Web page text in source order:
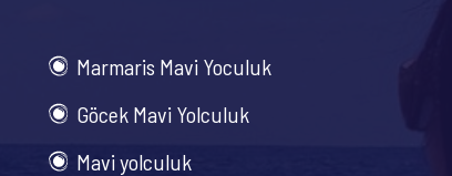
Marmaris Mavi Yoculuk
Göcek Mavi Yolculuk
Mavi yolculuk